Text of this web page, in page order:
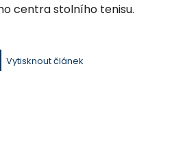
centra stolního tenisu.
Vytisknout článek